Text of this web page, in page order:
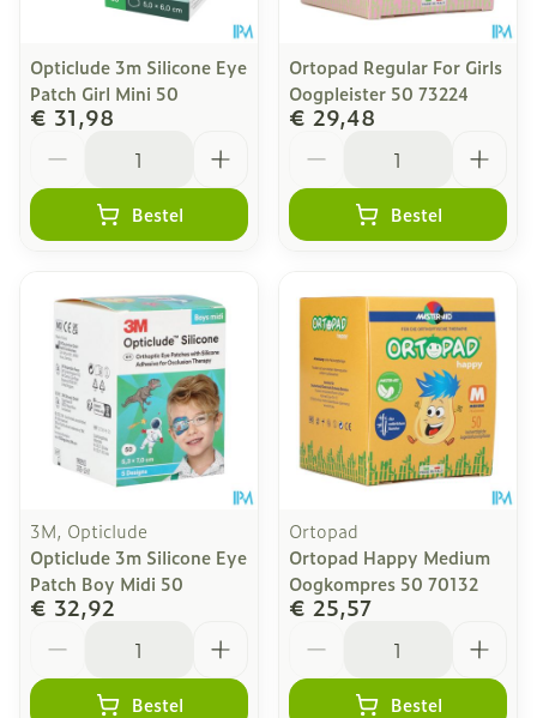
Opticlude 3m Silicone Eye
Patch Girl Mini 50
€ 31,98
Bestel
Ortopad Regular For Girls
Oogpleister 50 73224
€ 29,48
Bestel
3M, Opticlude
Opticlude 3m Silicone Eye
Patch Boy Midi 50
€ 32,92
Bestel
Ortopad
Ortopad Happy Medium
Oogkompres 50 70132
€ 25,57
Bestel